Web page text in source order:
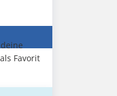
als Favorit